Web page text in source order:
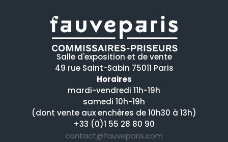
Salle d'exposition et de vente
49 rue Saint-Sabin 75011 Paris
Horaires
mardi-vendredi 11h-19h
samedi 10h-19h
(dont vente aux enchères de 10h30 à 13h)
+33 (0)1 55 28 80 90
contact@fauveparis.com